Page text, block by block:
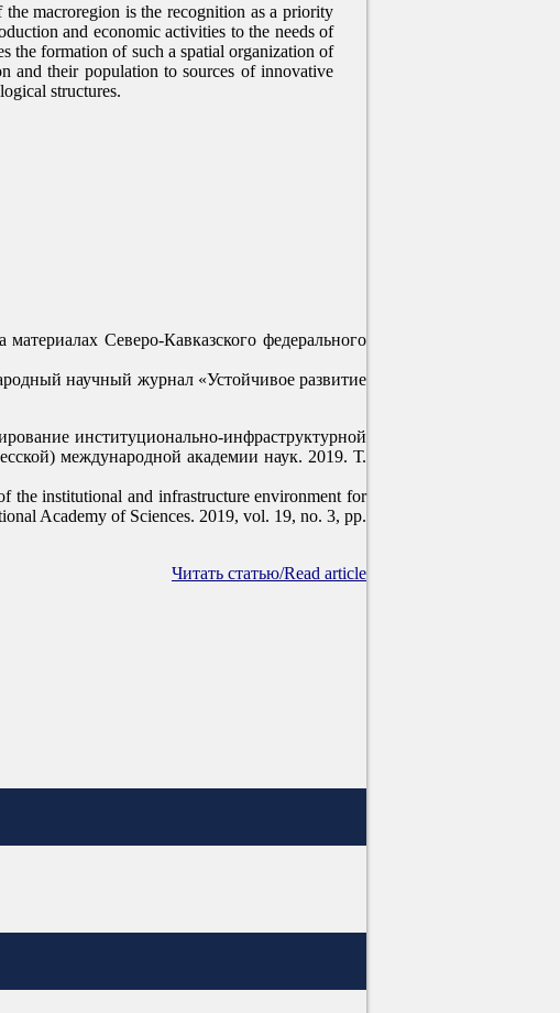
macroregion is the recognition as a priority
and economic activities to the needs of
the formation of such a spatial organization of
and their population to sources of innovative
structures.
Северо-Кавказского федерального
научный журнал «Устойчивое развитие
институционально-инфраструктурной
международной академии наук. 2019. Т.
institutional and infrastructure environment for
Academy of Sciences. 2019, vol. 19, no. 3, pp.
Читать статью/Read article